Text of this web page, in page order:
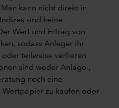
kann nicht direkt in
sind keine
Wert und Ertrag von
sodass Anleger ihr
teilweise verlieren
sind weder Anlage-,
noch eine
zu kaufen oder